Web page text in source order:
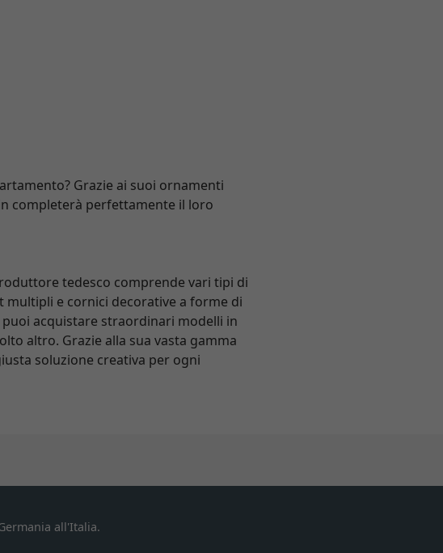
Grazie ai suoi ornamenti
completerà perfettamente il loro
tedesco comprende vari tipi di
e cornici decorative a forme di
acquistare straordinari modelli in
altro. Grazie alla sua vasta gamma
soluzione creativa per ogni
all'Italia.